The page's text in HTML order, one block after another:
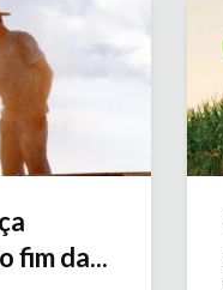
fim da...